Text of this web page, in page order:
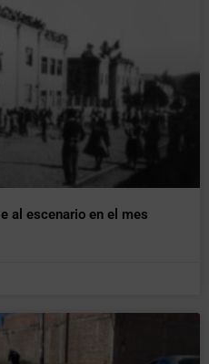
al escenario en el mes